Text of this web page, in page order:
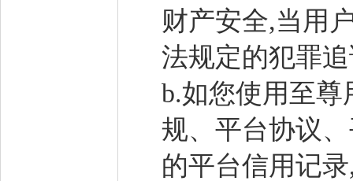
财产安全,当用
法规定的犯罪
b.如您使用至
规、平台协议
的平台信用记